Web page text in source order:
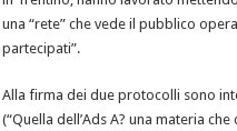
una “rete” che vede il pubblico
partecipati”.
Alla firma dei due protocolli sono
(“Quella dell’Ads A? una materia